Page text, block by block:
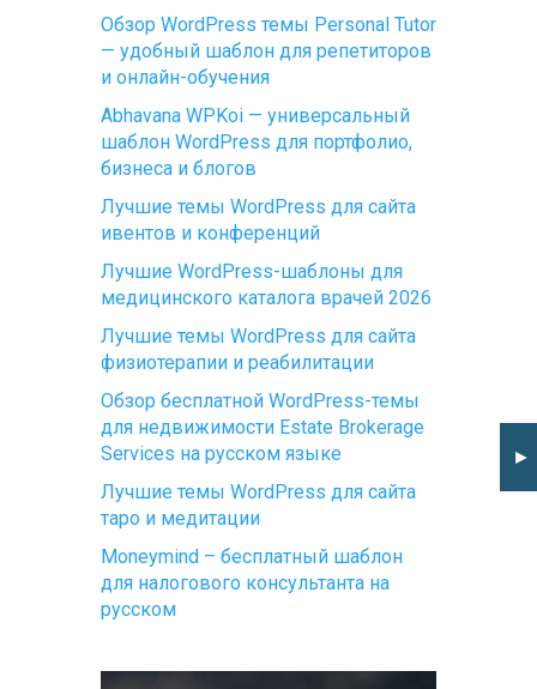
Обзор WordPress темы Personal Tutor
— удобный шаблон для репетиторов
и онлайн-обучения
Abhavana WPKoi — универсальный
шаблон WordPress для портфолио,
бизнеса и блогов
Лучшие темы WordPress для сайта
ивентов и конференций
Лучшие WordPress-шаблоны для
медицинского каталога врачей 2026
Лучшие темы WordPress для сайта
физиотерапии и реабилитации
Обзор бесплатной WordPress-темы
для недвижимости Estate Brokerage
Services на русском языке
Лучшие темы WordPress для сайта
таро и медитации
Moneymind – бесплатный шаблон
для налогового консультанта на
русском
►